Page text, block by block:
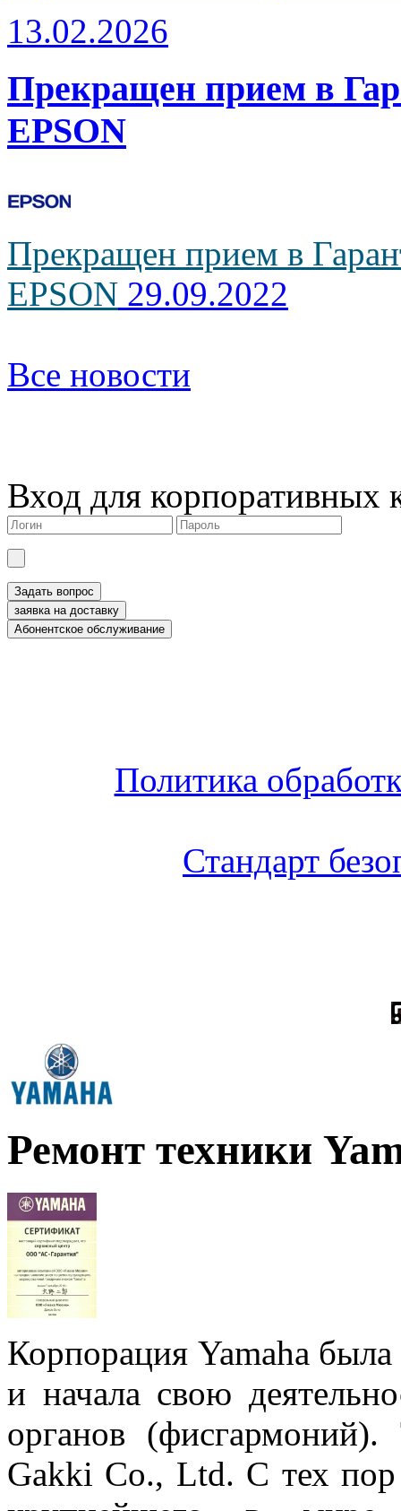
13.02.2026
Прекращен прием в
EPSON
Прекращен прием в
EPSON 29.09.2022
Все новости
Вход для корпоративных
Политика
Стандарт
Ремонт техники
Корпорация Yamaha
и начала свою
органов
Gakki Co., Ltd. С тех пор